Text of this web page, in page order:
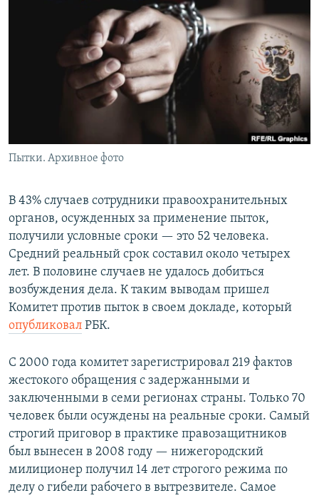
СИБИРЬ.РЕАЛИИ
РАСПИСАНИЕ ВЕЩАНИЯ
ПОДПИШИТЕСЬ НА РАССЫЛКУ
СОЦИАЛЬНЫЕ СЕТИ
Все сайты РСЕ/РС
Пытки. Архивное фото
В 43% случаев сотрудники правоохранительных
органов, осужденных за применение пыток,
получили условные сроки — это 52 человека.
Средний реальный срок составил около четырех
лет. В половине случаев не удалось добиться
возбуждения дела. К таким выводам пришел
Комитет против пыток в своем докладе, который
опубликовал РБК.
С 2000 года комитет зарегистрировал 219 фактов
жестокого обращения с задержанными и
заключенными в семи регионах страны. Только 70
человек были осуждены на реальные сроки. Самый
строгий приговор в практике правозащитников
был вынесен в 2008 году — нижегородский
милиционер получил 14 лет строгого режима по
делу о гибели рабочего в вытрезвителе. Самое